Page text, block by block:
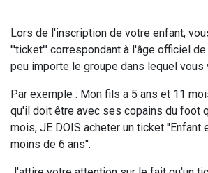
Lors de l'inscription de votre enfant,
'''ticket''' correspondant à l'âge officiel
peu importe le groupe dans lequel
Par exemple : Mon fils a 5 ans et 11
qu'il doit être avec ses copains du foot
mois, JE DOIS acheter un ticket ''Enfant
moins de 6 ans''.